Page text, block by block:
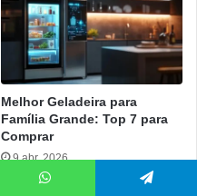
Melhor Geladeira para
Família Grande: Top 7 para
Comprar
9 abr, 2026